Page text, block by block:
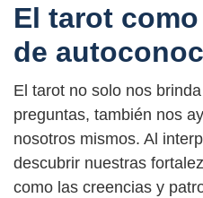
El tarot
de
El tarot no solo nos
preguntas, también nos
nosotros mismos. Al
descubrir nuestras
como las creencias y